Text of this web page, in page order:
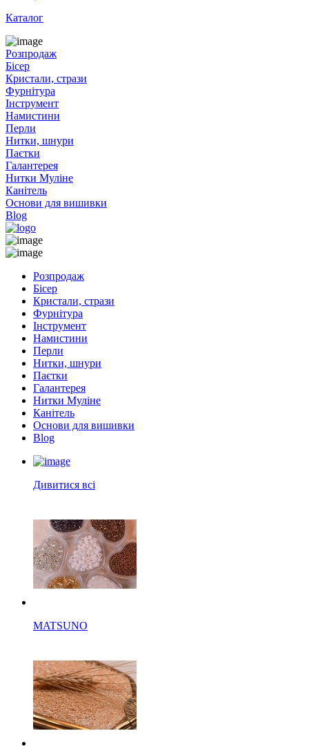
Каталог
Розпродаж
Бісер
Кристали, стрази
Фурнітура
Інструмент
Намистини
Перли
Нитки, шнури
Паєтки
Галантерея
Нитки Муліне
Канітель
Основи для вишивки
Blog
Розпродаж
Бісер
Кристали, стрази
Фурнітура
Інструмент
Намистини
Перли
Нитки, шнури
Паєтки
Галантерея
Нитки Муліне
Канітель
Основи для вишивки
Blog
Дивитися всі
MATSUNO